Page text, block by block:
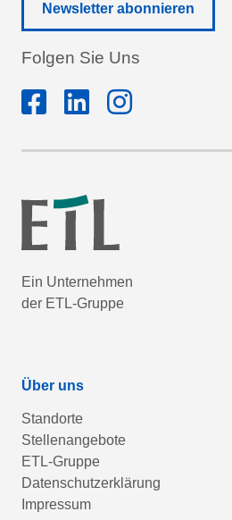
Newsletter abonnieren
Folgen Sie Uns
Ein Unternehmen
der ETL-Gruppe
Über uns
Standorte
Stellenangebote
ETL-Gruppe
Datenschutzerklärung
Impressum